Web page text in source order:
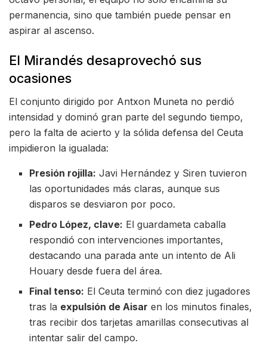
permanencia, sino que también puede pensar en
aspirar al ascenso.
El Mirandés desaprovechó sus
ocasiones
El conjunto dirigido por Antxon Muneta no perdió
intensidad y dominó gran parte del segundo tiempo,
pero la falta de acierto y la sólida defensa del Ceuta
impidieron la igualada:
Presión rojilla: Javi Hernández y Siren tuvieron
las oportunidades más claras, aunque sus
disparos se desviaron por poco.
Pedro López, clave: El guardameta caballa
respondió con intervenciones importantes,
destacando una parada ante un intento de Ali
Houary desde fuera del área.
Final tenso: El Ceuta terminó con diez jugadores
tras la expulsión de Aisar en los minutos finales,
tras recibir dos tarjetas amarillas consecutivas al
intentar salir del campo.